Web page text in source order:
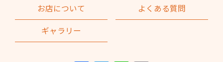
お店について
よくある質問
ギャラリー